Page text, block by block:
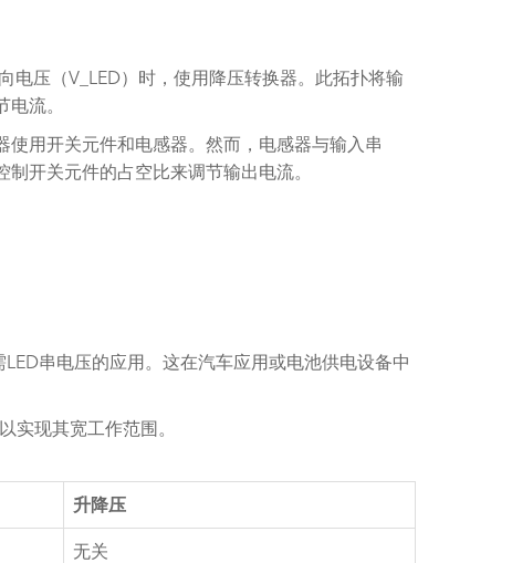
电压（V_LED）时，使用降压转换器。此拓扑将输
电流。
用开关元件和电感器。然而，电感器与输入串
开关元件的占空比来调节输出电流。
串电压的应用。这在汽车应用或电池供电设备中
实现其宽工作范围。
升降压
无关